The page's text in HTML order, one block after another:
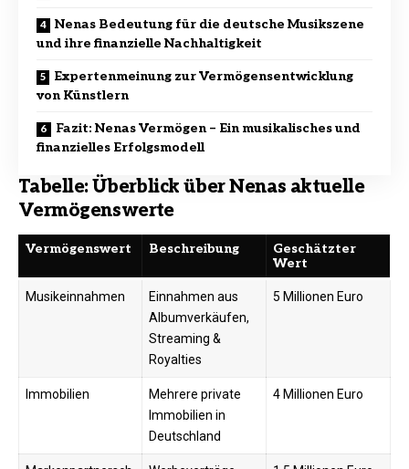
Nenas Bedeutung für die deutsche Musikszene
und ihre finanzielle Nachhaltigkeit
Expertenmeinung zur Vermögensentwicklung
von Künstlern
Fazit: Nenas Vermögen – Ein musikalisches und
finanzielles Erfolgsmodell
Tabelle: Überblick über Nenas aktuelle
Vermögenswerte
Vermögenswert Beschreibung
Geschätzter
Wert
Musikeinnahmen
Einnahmen aus
Albumverkäufen,
Streaming &
Royalties
5 Millionen Euro
Immobilien
Mehrere private
Immobilien in
Deutschland
4 Millionen Euro